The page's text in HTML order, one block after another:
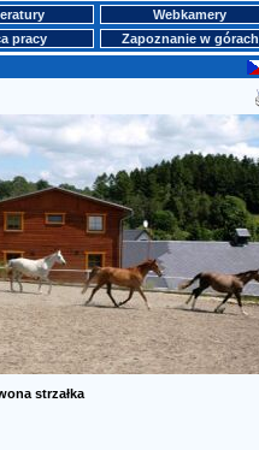
Webkamery
pracy
Zapoznanie w górach
strzałka